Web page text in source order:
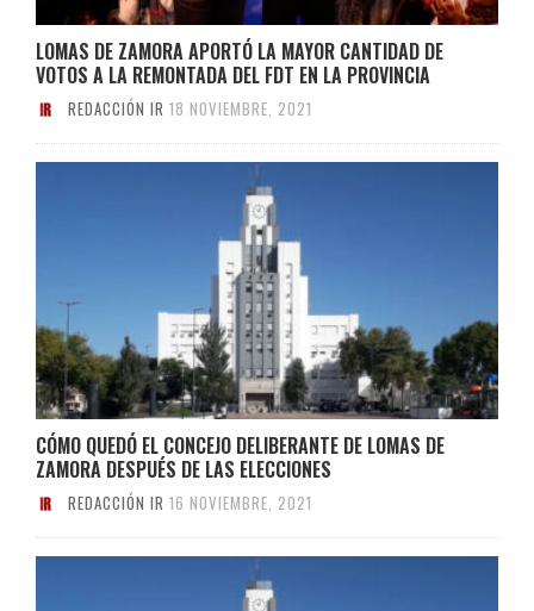
LOMAS DE ZAMORA APORTÓ LA MAYOR CANTIDAD DE
VOTOS A LA REMONTADA DEL FDT EN LA PROVINCIA
REDACCIÓN IR 18 NOVIEMBRE, 2021
CÓMO QUEDÓ EL CONCEJO DELIBERANTE DE LOMAS DE
ZAMORA DESPUÉS DE LAS ELECCIONES
REDACCIÓN IR 16 NOVIEMBRE, 2021